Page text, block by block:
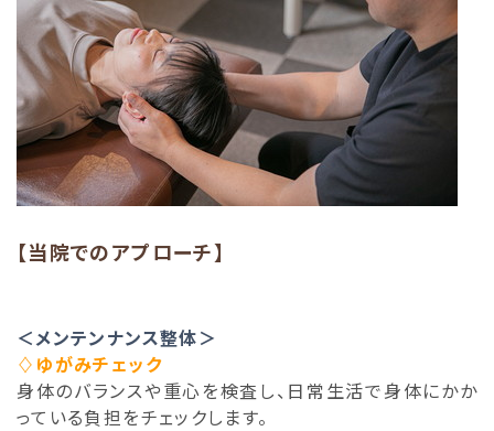
【当院でのアプローチ】
＜メンテンナンス整体＞
♢ゆがみチェック
身体のバランスや重心を検査し、日常生活で身体にかか
っている負担をチェックします。